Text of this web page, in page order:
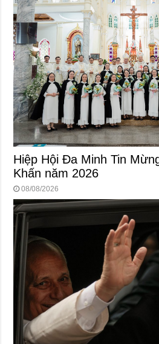
Hiệp Hội Đa Minh Tin
Khấn năm 2026
08/08/2026